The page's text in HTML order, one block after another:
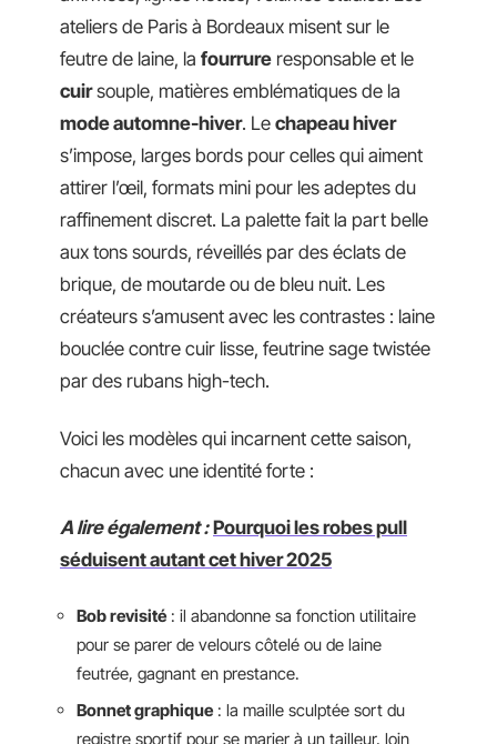
ateliers de Paris à Bordeaux misent sur le
feutre de laine, la fourrure responsable et le
cuirsouple, matières emblématiques de la
mode automne-hiver. Le chapeau hiver
s’impose, larges bords pour celles qui aiment
attirer l’œil, formats mini pour les adeptes du
raffinement discret. La palette fait la part belle
aux tons sourds, réveillés par des éclats de
brique, de moutarde ou de bleu nuit. Les
créateurs s’amusent avec les contrastes : laine
bouclée contre cuir lisse, feutrine sage twistée
par des rubans high-tech.
Voici les modèles qui incarnent cette saison,
chacun avec une identité forte :
A lire également : Pourquoi les robes pull
séduisent autant cet hiver 2025
Bob revisité : il abandonne sa fonction utilitaire
pour se parer de velours côtelé ou de laine
feutrée, gagnant en prestance.
Bonnet graphique : la maille sculptée sort du
registre sportif pour se marier à un tailleur, loin